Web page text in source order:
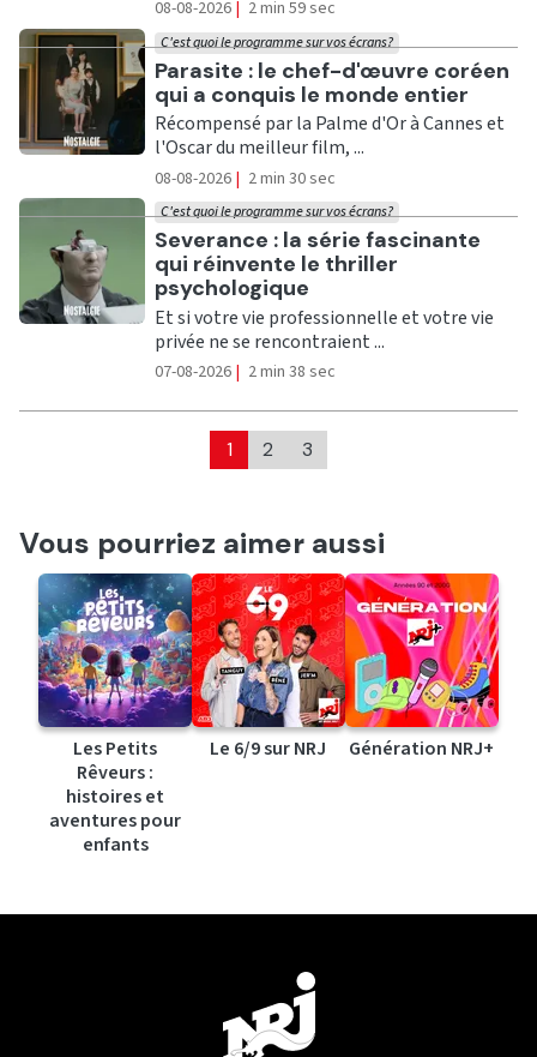
08-08-2026 | 2 min 59 sec
Ecouter
Parasite : le chef-d'œuvre coréen
qui a conquis le monde entier
C'est quoi le programme sur vos écrans?
Récompensé par la Palme d'Or à Cannes et
l'Oscar du meilleur film, ...
08-08-2026 | 2 min 30 sec
Ecouter
Severance : la série fascinante
qui réinvente le thriller
psychologique
C'est quoi le programme sur vos écrans?
Et si votre vie professionnelle et votre vie
privée ne se rencontraient ...
07-08-2026 | 2 min 38 sec
1 2 3
Vous pourriez aimer aussi
Les Petits
Rêveurs :
histoires et
aventures pour
enfants
Le 6/9 sur NRJ Génération NRJ+